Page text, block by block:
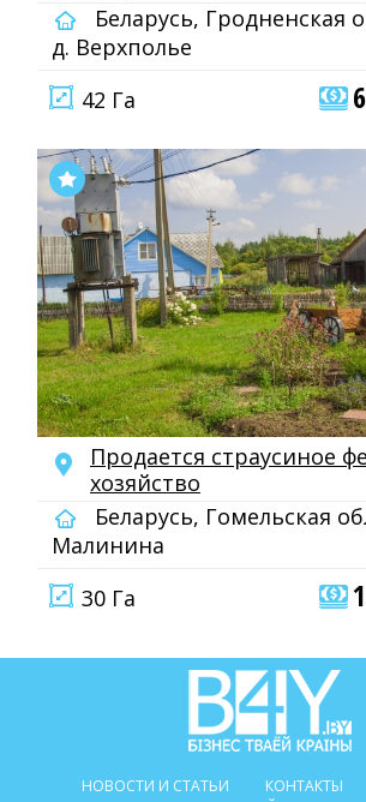
Беларусь, Гродненская
д. Верхполье
42 Га
Продается страусиное
хозяйство
Беларусь, Гомельская
Малинина
30 Га
НОВОСТИ И СТАТЬИ КОНТАКТЫ